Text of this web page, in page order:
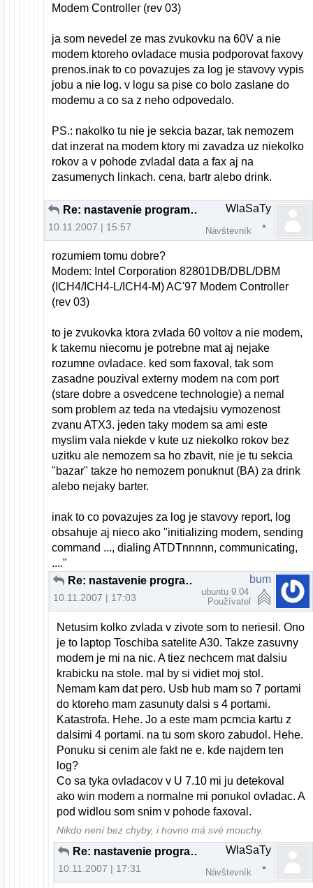
Modem Controller (rev 03)
ja som nevedel ze mas zvukovku na 60V a nie
modem ktoreho ovladace musia podporovat faxovy
prenos.inak to co povazujes za log je stavovy vypis
jobu a nie log. v logu sa pise co bolo zaslane do
modemu a co sa z neho odpovedalo.
PS.: nakolko tu nie je sekcia bazar, tak nemozem
dat inzerat na modem ktory mi zavadza uz niekolko
rokov a v pohode zvladal data a fax aj na
zasumenych linkach. cena, bartr alebo drink.
Re: nastavenie programu gfax
10.11.2007 | 15:57
WlaSaTy
Návštevník
rozumiem tomu dobre?
Modem: Intel Corporation 82801DB/DBL/DBM
(ICH4/ICH4-L/ICH4-M) AC'97 Modem Controller
(rev 03)
to je zvukovka ktora zvlada 60 voltov a nie modem,
k takemu niecomu je potrebne mat aj nejake
rozumne ovladace. ked som faxoval, tak som
zasadne pouzival externy modem na com port
(stare dobre a osvedcene technologie) a nemal
som problem az teda na vtedajsiu vymozenost
zvanu ATX3. jeden taky modem sa ami este
myslim vala niekde v kute uz niekolko rokov bez
uzitku ale nemozem sa ho zbavit, nie je tu sekcia
"bazar" takze ho nemozem ponuknut (BA) za drink
alebo nejaky barter.
inak to co povazujes za log je stavovy report, log
obsahuje aj nieco ako "initializing modem, sending
command ..., dialing ATDTnnnnn, communicating,
...."
Re: nastavenie programu gfax
10.11.2007 | 17:03
bum
ubuntu 9.04
Používateľ
Netusim kolko zvlada v zivote som to neriesil. Ono
je to laptop Toschiba satelite A30. Takze zasuvny
modem je mi na nic. A tiez nechcem mat dalsiu
krabicku na stole. mal by si vidiet moj stol.
Nemam kam dat pero. Usb hub mam so 7 portami
do ktoreho mam zasunuty dalsi s 4 portami.
Katastrofa. Hehe. Jo a este mam pcmcia kartu z
dalsimi 4 portami. na tu som skoro zabudol. Hehe.
Ponuku si cenim ale fakt ne e. kde najdem ten
log?
Co sa tyka ovladacov v U 7.10 mi ju detekoval
ako win modem a normalne mi ponukol ovladac. A
pod widlou som snim v pohode faxoval.
Nikdo není bez chyby, i hovno má své mouchy.
Re: nastavenie programu gfax
10.11.2007 | 17:31
WlaSaTy
Návštevník